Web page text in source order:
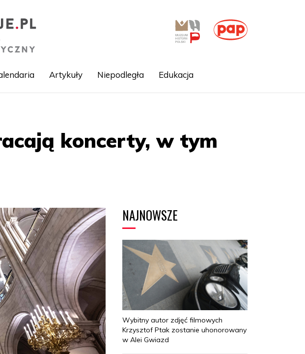
Artykuły Niepodległa Edukacja
koncerty, w tym
NAJNOWSZE
Wybitny autor zdjęć filmowych
Krzysztof Ptak zostanie uhonorowany
w Alei Gwiazd